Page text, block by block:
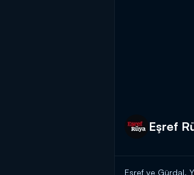
Eşref
Eşref ve Gürdal,